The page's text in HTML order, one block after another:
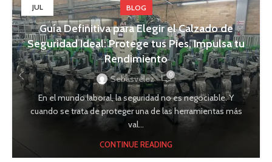
JUL BLOG
Guía Definitiva para Elegir el Calzado de
Seguridad Ideal: Protege tus Pies, Impulsa tu
Rendimiento
Sebasvelez 0
En el mundo laboral, la seguridad no es negociable. Y
cuando se trata de proteger una de las herramientas más
val...
CONTINUE READING